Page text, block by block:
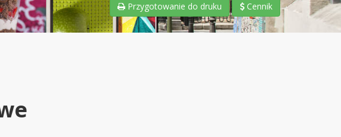
Przygotowanie do druku Cennik